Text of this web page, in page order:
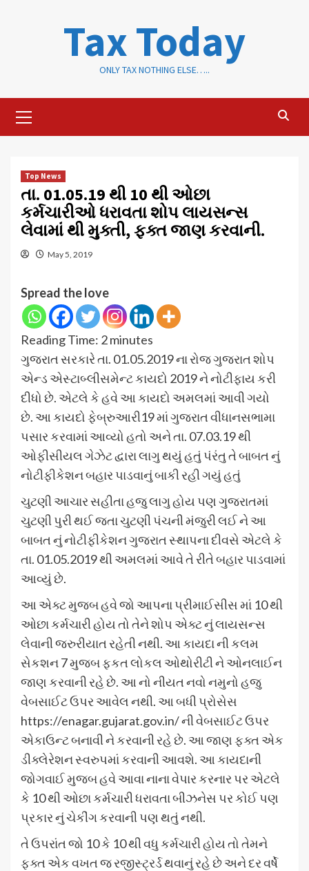
Tax Today
ONLY TAX NOTHING ELSE…..
Menu
Top News
તા. 01.05.19 થી 10 થી ઓછા
કર્મચારીઓ ધરાવતા શોપ લાયસન્સ
લેવામાં થી મુક્તી, ફક્ત જાણ કરવાની.
May 5, 2019
Spread the love
Reading Time: 2minutes
ગુજરાત સરકારે તા. 01.05.2019 ના રોજ ગુજરાત શોપ
એન્ડ એસ્ટાબ્લીસમેન્ટ કાયદો 2019 ને નોટીફાય કરી
દીધો છે. એટલે કે હવે આ કાયદો અમલમાં આવી ગયો
છે. આ કાયદો ફેબ્રુઆરી19 માં ગુજરાત વીધાનસભામા
પસાર કરવામાં આવ્યો હતો અને તા. 07.03.19 થી
ઓફીસીયલ ગેઝેટ દ્વારા લાગુ થયું હતું પંરંતુ તે બાબત નું
નોટીફીકેશન બહાર પાડવાનું બાકી રહી ગયું હતું
ચુટણી આચાર સહીતા હજુ લાગુ હોય પણ ગુજરાતમાં
ચુટણી પુરી થઈ જતા ચુટણી પંચની મંજુરી લઈ ને આ
બાબત નું નોટીફીકેશન ગુજરાત સ્થાપના દીવસે એટલે કે
તા. 01.05.2019 થી અમલમાં આવે તે રીતે બહાર પાડવામાં
આવ્યું છે.
આ એક્ટ મુજબ હવે જો આપના પ્રીમાઈસીસ માં 10 થી
ઓછા કર્મચારી હોય તો તેને શોપ એક્ટ નું લાયસન્સ
લેવાની જરુરીયાત રહેતી નથી. આ કાયદા ની કલમ
સેકશન 7 મુજબ ફકત લોકલ ઓથોરીટી ને ઓનલાઈન
જાણ કરવાની રહે છે. આ નો નીયત નવો નમુનો હજુ
વેબસાઈટ ઉપર આવેલ નથી. આ બધી પ્રોસેસ
https://enagar.gujarat.gov.in/ ની વેબસાઈટ ઉપર
એકાઉન્ટ બનાવી ને કરવાની રહે છે. આ જાણ ફક્ત એક
ડીક્લેરેશન સ્વરુપમાં કરવાની આવશે. આ કાયદાની
જોગવાઈ મુજબ હવે આવા નાના વેપાર કરનાર પર એટલે
કે 10 થી ઓછા કર્મચારી ધરાવતા બીઝનેસ પર કોઈ પણ
પ્રકાર નું ચેકીંગ કરવાની પણ થતું નથી.
તે ઉપરાંત જો 10 કે 10 થી વધુ કર્મચારી હોય તો તેમને
ફક્ત એક વખત જ રજીસ્ટ્રર્ડ થવાનું રહે છે અને દર વર્ષે